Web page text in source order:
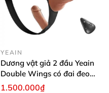
YEAIN
Dương vật giả 2 đầu Yeain
Double Wings có đai đeo
điều khiển remote từ xa
1.500.000₫